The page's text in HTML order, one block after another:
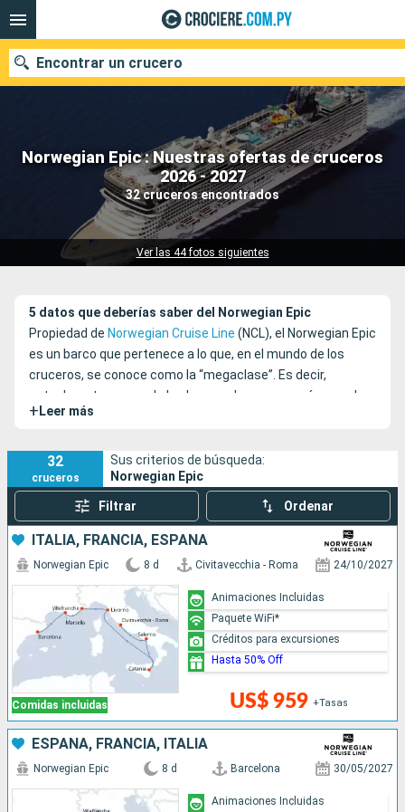
Norwegian Epic : Nuestras ofertas de cruceros
2026 - 2027
32 cruceros encontrados
Ver las 44 fotos siguientes
Encontrar un crucero
Nuestros destinos
Fecha de salida
Puertos
5 datos que deberías saber del Norwegian Epic
Propiedad de Norwegian Cruise Line (NCL), el Norwegian Epic
es un barco que pertenece a lo que, en el mundo de los
cruceros, se conoce como la “megaclase”. Es decir,
actualmente es uno de los barcos de crucero más grandes
en servicio.
+ Leer más
32
cruceros
Sus criterios de búsqueda:
Norwegian Epic
Filtrar Ordenar
ITALIA, FRANCIA, ESPAÑA
Comidas incluidas
Norwegian Epic 8 d Civitavecchia - Roma 24/10/2027
US$ 959 +Tasas
Animaciones Incluidas
Paquete WiFi*
Créditos para excursiones
Hasta 50% Off
ESPAÑA, FRANCIA, ITALIA
Norwegian Epic 8 d Barcelona 30/05/2027
Animaciones Incluidas